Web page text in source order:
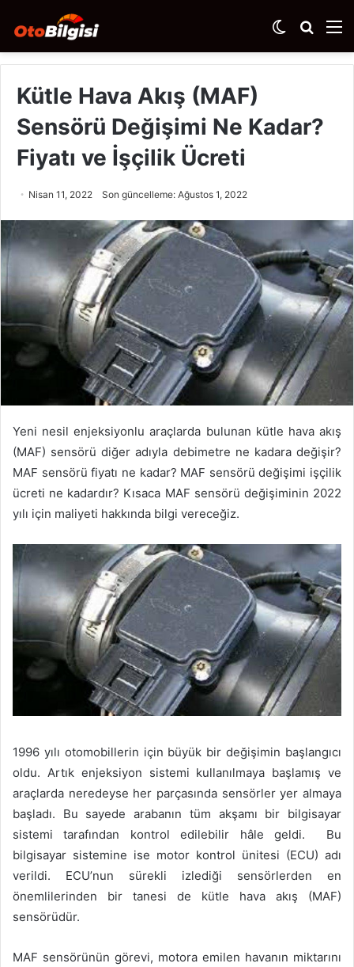
Arama
yap
Dış
görünümü
Kütle Hava Akış (MAF)
Sensörü Değişimi Ne Kadar?
Fiyatı ve İşçilik Ücreti
Nisan 11, 2022 Son güncelleme: Ağustos 1, 2022
Yeni nesil enjeksiyonlu araçlarda bulunan kütle hava akış
(MAF) sensörü diğer adıyla debimetre ne kadara değişir?
MAF sensörü fiyatı ne kadar? MAF sensörü değişimi işçilik
ücreti ne kadardır? Kısaca MAF sensörü değişiminin 2022
yılı için maliyeti hakkında bilgi vereceğiz.
1996 yılı otomobillerin için büyük bir değişimin başlangıcı
oldu. Artık enjeksiyon sistemi kullanılmaya başlamış ve
araçlarda neredeyse her parçasında sensörler yer almaya
başladı. Bu sayede arabanın tüm akşamı bir bilgisayar
sistemi tarafından kontrol edilebilir hâle geldi. Bu
bilgisayar sistemine ise motor kontrol ünitesi (ECU) adı
verildi. ECU’nun sürekli izlediği sensörlerden en
önemlilerinden bir tanesi de kütle hava akış (MAF)
sensörüdür.
MAF sensörünün görevi, motora emilen havanın miktarını